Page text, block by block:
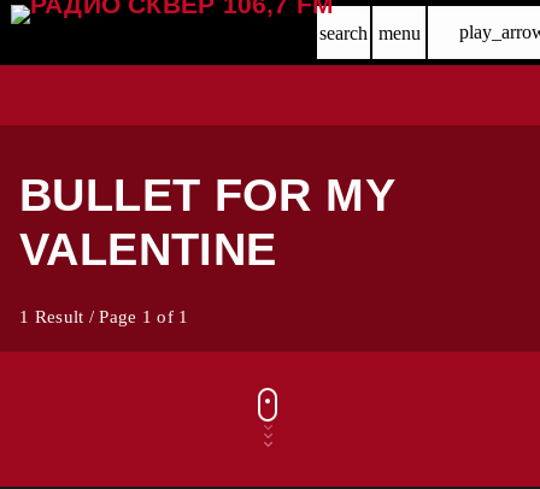
search menu
BULLET FOR MY
VALENTINE
1 Result / Page 1 of 1